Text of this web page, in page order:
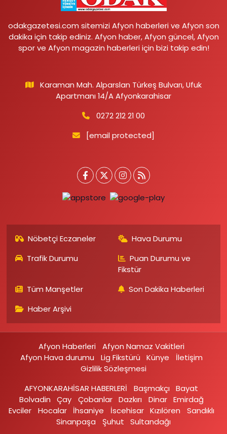
odakgazetesi.com sitemizi Afyon haberleri ve Afyon son
dakika için takip ediniz. Afyon haber, Afyon güncel, Afyon
spor ve Afyon magazin haberleri için bizi takip edin!
Karaman Mah. Alparslan Türkeş Bulvarı, Ufuk
Apartmanı 14/A Afyonkarahisar
0272 212 21 00
[email protected]
Nöbetçi Eczaneler
Hava Durumu
Trafik Durumu
Puan Durumu ve
Fikstür
Tüm Manşetler
Son Dakika Haberleri
Haber Arşivi
Afyon Haberleri
Afyon Namaz Vakitleri
Afyon Hava durumu
Lig Fikstürü Künye
İletişim
Gizlilik Sözleşmesi
AFYONKARAHİSAR HABERLERİ
Başmakçı
Bayat
Bolvadin
Çay Çobanlar Dazkırı Dinar Emirdağ‎
Evciler‎
Hocalar İhsaniye‎ İscehisar Kızılören‎
Sandıklı‎
Sinanpaşa
Şuhut Sultandağı